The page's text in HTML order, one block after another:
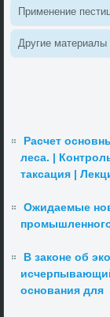
Применение
Другие материалы
Расчет
леса. |
таксация |
Ожидаемые
В законе об
основания для